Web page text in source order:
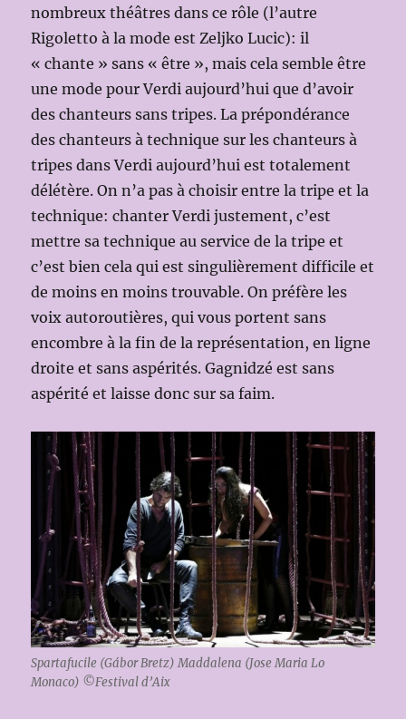
nombreux théâtres dans ce rôle (l’autre
Rigoletto à la mode est Zeljko Lucic): il
« chante » sans « être », mais cela semble être
une mode pour Verdi aujourd’hui que d’avoir
des chanteurs sans tripes. La prépondérance
des chanteurs à technique sur les chanteurs à
tripes dans Verdi aujourd’hui est totalement
délétère. On n’a pas à choisir entre la tripe et la
technique: chanter Verdi justement, c’est
mettre sa technique au service de la tripe et
c’est bien cela qui est singulièrement difficile et
de moins en moins trouvable. On préfère les
voix autoroutières, qui vous portent sans
encombre à la fin de la représentation, en ligne
droite et sans aspérités. Gagnidzé est sans
aspérité et laisse donc sur sa faim.
Spartafucile (Gábor Bretz) Maddalena (Jose Maria Lo
Monaco) ©Festival d’Aix